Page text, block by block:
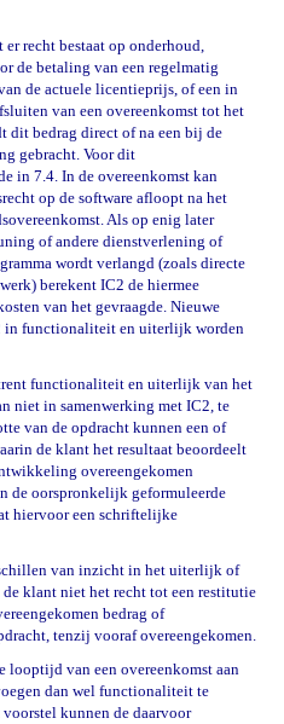
recht bestaat op onderhoud,
de betaling van een regelmatig
de actuele licentieprijs, of een in
van een overeenkomst tot het
dit bedrag direct of na een bij de
gebracht. Voor dit
in 7.4. In de overeenkomst kan
op de software afloopt na het
Als op enig later
of andere dienstverlening of
wordt verlangd (zoals directe
berekent IC2 de hiermee
van het gevraagde. Nieuwe
in functionaliteit en uiterlijk worden
functionaliteit en uiterlijk van het
niet in samenwerking met IC2, te
van de opdracht kunnen een of
de klant het resultaat beoordeelt
overeengekomen
de oorspronkelijk geformuleerde
hiervoor een schriftelijke
van inzicht in het uiterlijk of
klant niet het recht tot een restitutie
bedrag of
tenzij vooraf overeengekomen.
looptijd van een overeenkomst aan
dan wel functionaliteit te
kunnen de daarvoor